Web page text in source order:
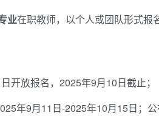
业在职教师，以个人或团队形式报
开放报名，2025年9月10日截止；
年9月11日-2025年10月15日；